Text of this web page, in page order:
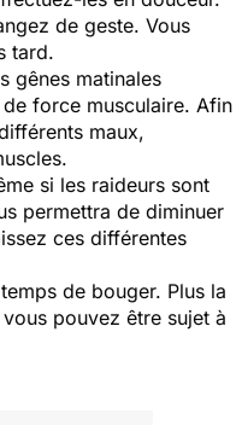
de geste. Vous
tard.
gênes matinales
force musculaire. Afin
maux,
si les raideurs sont
permettra de diminuer
ces différentes
de bouger. Plus la
pouvez être sujet à